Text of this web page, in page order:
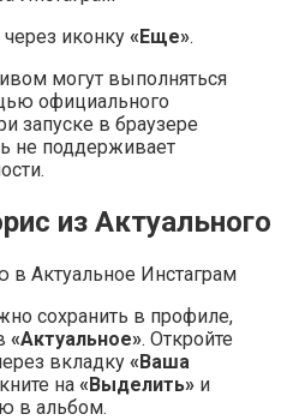
иконку «Еще».
могут выполняться
официального
запуске в браузере
не поддерживает
из Актуального
сохранить в профиле,
«Актуальное». Откройте
вкладку «Ваша
на «Выделить» и
в альбом.